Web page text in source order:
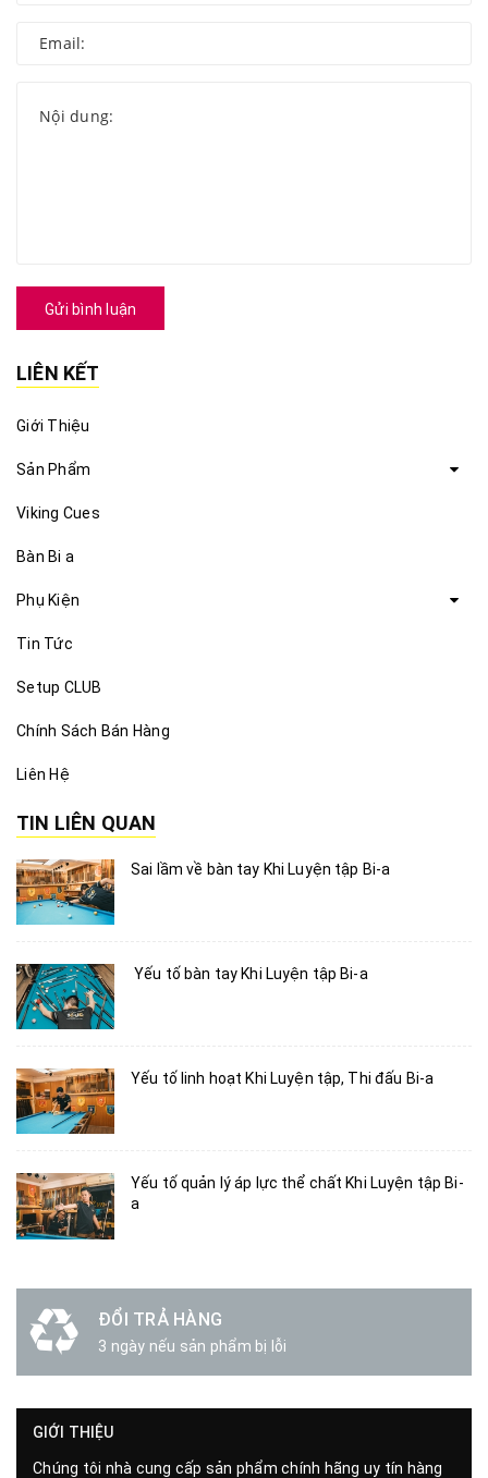
Gửi bình luận
LIÊN KẾT
Giới Thiệu
Sản Phẩm
Viking Cues
Bàn Bi a
Phụ Kiện
Tin Tức
Setup CLUB
Chính Sách Bán Hàng
Liên Hệ
TIN LIÊN QUAN
Sai lầm về bàn tay Khi Luyện tập Bi-a
Yếu tố bàn tay Khi Luyện tập Bi-a
Yếu tố linh hoạt Khi Luyện tập, Thi đấu Bi-a
Yếu tố quản lý áp lực thể chất Khi Luyện tập Bi-
a
ĐỔI TRẢ HÀNG
3 ngày nếu sản phẩm bị lỗi
GIỚI THIỆU
Chúng tôi nhà cung cấp sản phẩm chính hãng uy tín hàng